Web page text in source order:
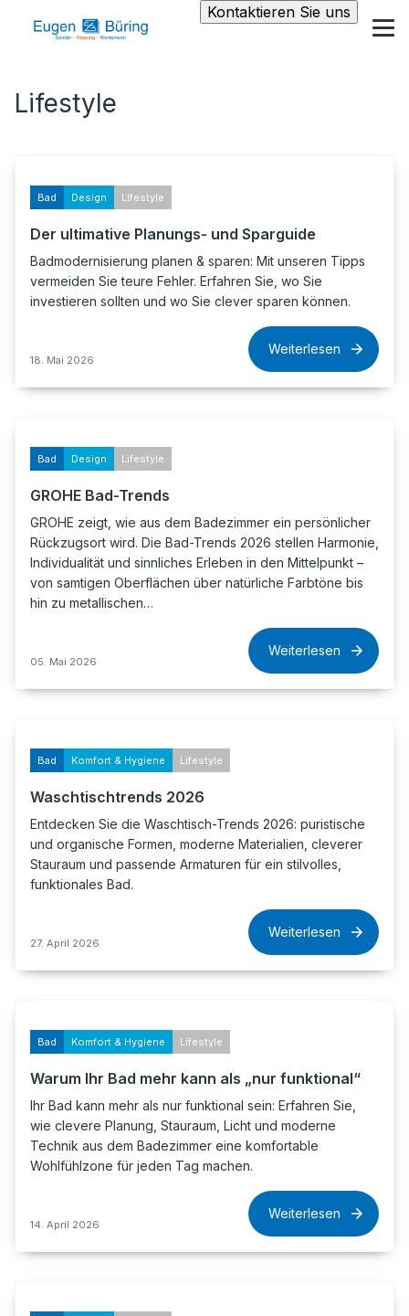
Kontaktieren Sie uns
Lifestyle
Bad Design Lifestyle
Der ultimative Planungs- und Sparguide
Badmodernisierung planen & sparen: Mit unseren Tipps
vermeiden Sie teure Fehler. Erfahren Sie, wo Sie
investieren sollten und wo Sie clever sparen können.
18. Mai 2026
Weiterlesen
Bad Design Lifestyle
GROHE Bad-Trends
GROHE zeigt, wie aus dem Badezimmer ein persönlicher
Rückzugsort wird. Die Bad-Trends 2026 stellen Harmonie,
Individualität und sinnliches Erleben in den Mittelpunkt –
von samtigen Oberflächen über natürliche Farbtöne bis
hin zu metallischen…
05. Mai 2026
Weiterlesen
Bad Komfort & Hygiene Lifestyle
Waschtischtrends 2026
Entdecken Sie die Waschtisch-Trends 2026: puristische
und organische Formen, moderne Materialien, cleverer
Stauraum und passende Armaturen für ein stilvolles,
funktionales Bad.
27. April 2026
Weiterlesen
Bad Komfort & Hygiene Lifestyle
Warum Ihr Bad mehr kann als „nur funktional“
Ihr Bad kann mehr als nur funktional sein: Erfahren Sie,
wie clevere Planung, Stauraum, Licht und moderne
Technik aus dem Badezimmer eine komfortable
Wohlfühlzone für jeden Tag machen.
14. April 2026
Weiterlesen